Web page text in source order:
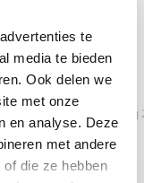
te
media te bieden
Ook delen we
met onze
en analyse. Deze
met andere
die ze hebben
"........."
1